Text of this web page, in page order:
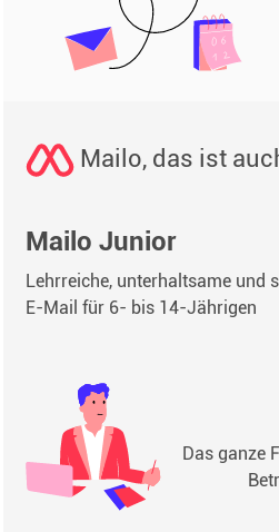
Mailo, das ist
Mailo Junior
Lehrreiche, unterhaltsame und
E-Mail für 6- bis 14-Jährigen
Das ganze